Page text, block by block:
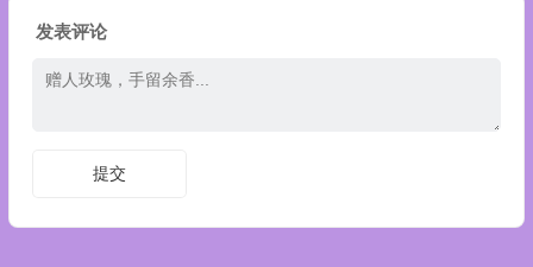
发表评论